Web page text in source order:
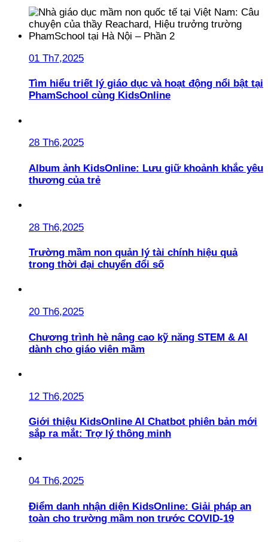
01 Th7,2025
Tìm hiểu triết lý giáo dục và hoạt động nổi bật tại
PhamSchool cùng KidsOnline
28 Th6,2025
Album ảnh KidsOnline: Lưu giữ khoảnh khắc yêu
thương của trẻ
28 Th6,2025
Trường mầm non quản lý tài chính hiệu quả
trong thời đại chuyển đổi số
20 Th6,2025
Chương trình hè nâng cao kỹ năng STEM & AI
dành cho giáo viên mầm
12 Th6,2025
Giới thiệu KidsOnline AI Chatbot phiên bản mới
sắp ra mắt: Trợ lý thông minh
04 Th6,2025
Điểm danh nhận diện KidsOnline: Giải pháp an
toàn cho trường mầm non trước COVID-19